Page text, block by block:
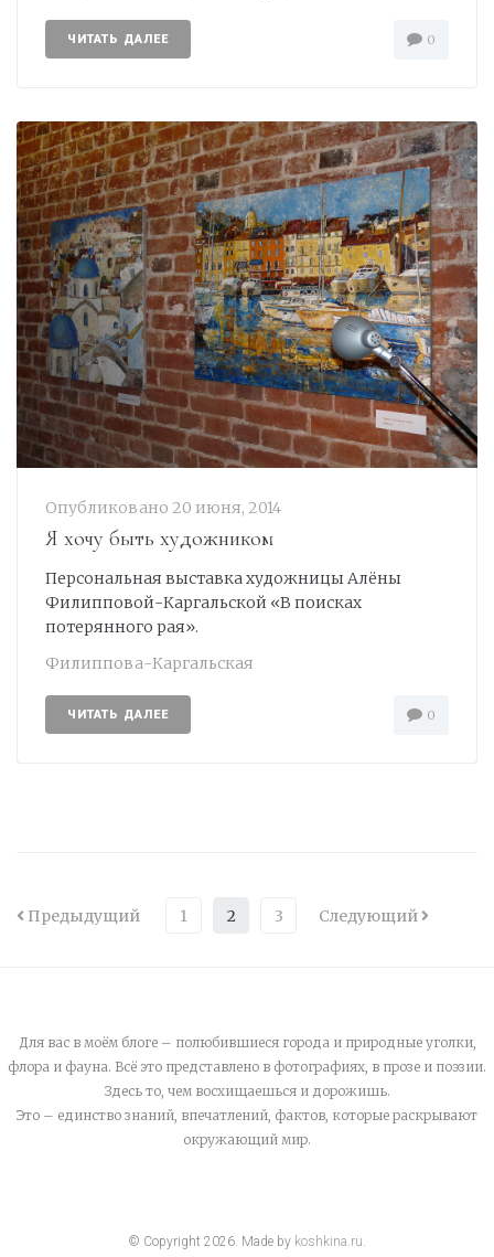
ЧИТАТЬ ДАЛЕЕ 0
Опубликовано 20 июня, 2014
Я хочу быть художником
Персональная выставка художницы Алёны
Филипповой-Каргальской «В поисках
потерянного рая».
Филиппова-Каргальская
ЧИТАТЬ ДАЛЕЕ 0
Предыдущий 1 2 3 Следующий
Для вас в моём блоге – полюбившиеся города и природные уголки,
флора и фауна. Всё это представлено в фотографиях, в прозе и поэзии.
Здесь то, чем восхищаешься и дорожишь.
Это – единство знаний, впечатлений, фактов, которые раскрывают
окружающий мир.
© Copyright 2026 . Made by koshkina.ru